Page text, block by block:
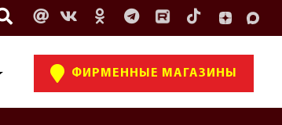
ФИРМЕННЫЕ МАГАЗИНЫ